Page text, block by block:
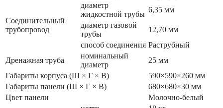
Соединительный
трубопровод
диаметр
жидкостной трубы
6,35 мм
диаметр газовой
трубы
12,70 мм
способ соединения Раструбный
Дренажная труба
номинальный
диаметр
25 мм
Габариты корпуса (Ш × Г × В)
590×590×260 мм
Габариты панели (Ш × Г × В)
680×680×30 мм
Цвет панели
Молочно-белый